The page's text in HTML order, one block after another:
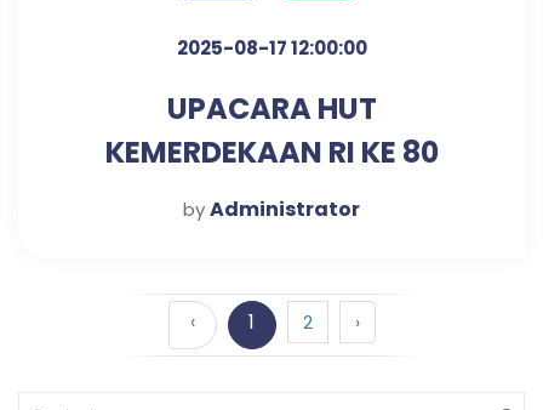
2025-08-17 12:00:00
UPACARA HUT
KEMERDEKAAN RI KE 80
TAHUN
byAdministrator
‹ 1 2 ›